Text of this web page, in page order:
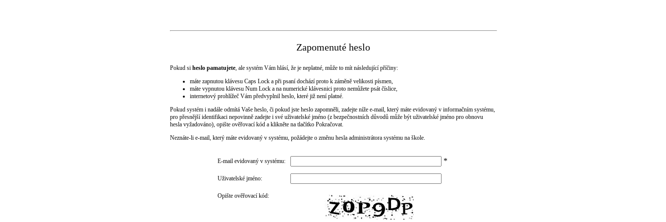
Zapomenuté heslo
Pokud si heslo pamatujete, ale systém Vám hlásí, že je neplatné, může to mít následující příčiny:
máte zapnutou klávesu Caps Lock a při psaní dochází proto k záměně velikosti písmen,
máte vypnutou klávesu Num Lock a na numerické klávesnici proto nemůžete psát číslice,
internetový prohlížeč Vám předvyplnil heslo, které již není platné.
Pokud systém i nadále odmítá Vaše heslo, či pokud jste heslo zapomněli, zadejte níže e-mail, který máte evidovaný v informačním systému,
pro přesnější identifikaci nepovinně zadejte i své uživatelské jméno (z bezpečnostních důvodů může být uživatelské jméno pro obnovu
hesla vyžadováno), opište ověřovací kód a klikněte na tlačítko Pokračovat.
Neznáte-li e-mail, který máte evidovaný v systému, požádejte o změnu hesla administrátora systému na škole.
E-mail evidovaný v systému: *
Uživatelské jméno:
Opište ověřovací kód: